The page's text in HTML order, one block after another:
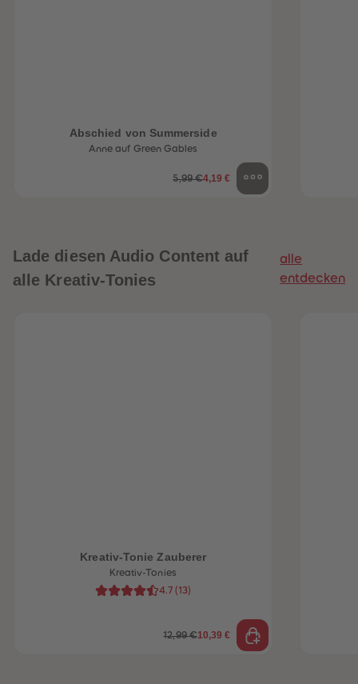
Abschied von Summerside
Anne auf Green Gables
5,99 €4,19 €
Lade diesen Audio Content auf
alle Kreativ-Tonies
alle
entdecken
Kreativ-Tonie Zauberer
Kreativ-Tonies
4.7 (13)
12,99 €10,39 €